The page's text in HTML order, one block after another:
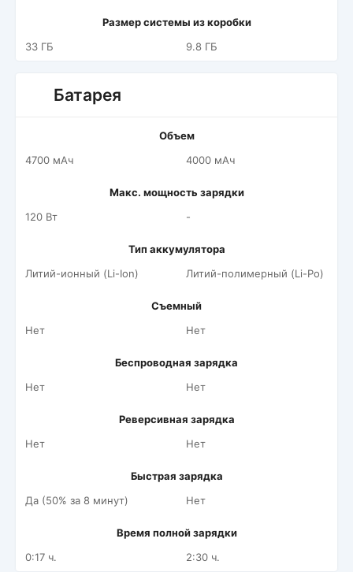
Размер системы из коробки
33 ГБ
9.8 ГБ
Батарея
Объем
4700 мАч
4000 мАч
Макс. мощность зарядки
120 Вт
-
Тип аккумулятора
Литий-ионный (Li-Ion)
Литий-полимерный (Li-Po)
Съемный
Нет
Нет
Беспроводная зарядка
Нет
Нет
Реверсивная зарядка
Нет
Нет
Быстрая зарядка
Да (50% за 8 минут)
Нет
Время полной зарядки
0:17 ч.
2:30 ч.